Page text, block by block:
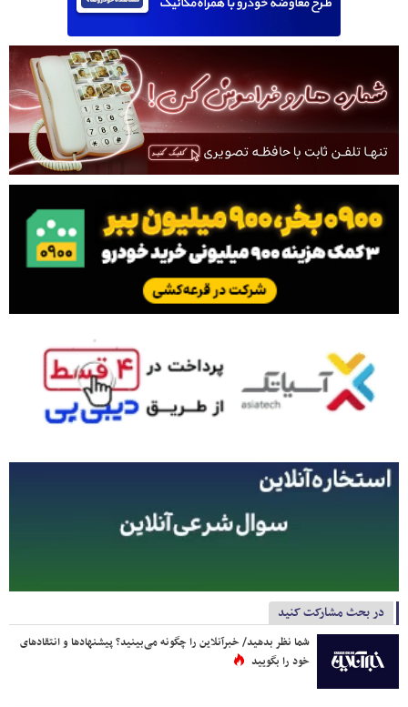
در بحث مشارکت کنید
شما نظر بدهید/ خبرآنلاین را چگونه می‌بینید؟ پیشنهادها و انتقادهای
خود را بگویید